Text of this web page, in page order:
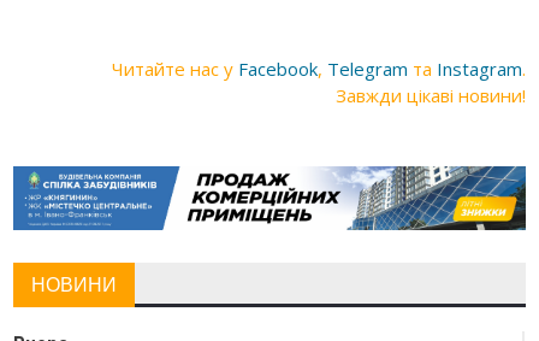
Читайте нас у Facebook, Telegram та Instagram.
Завжди цікаві новини!
НОВИНИ